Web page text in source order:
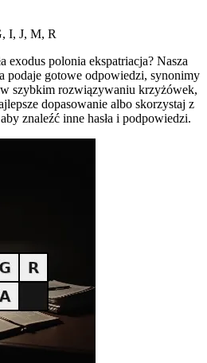
I, J, M, R
exodus polonia ekspatriacja? Nasza
gotowe odpowiedzi, synonimy
szybkim rozwiązywaniu krzyżówek,
dopasowanie albo skorzystaj z
znaleźć inne hasła i podpowiedzi.